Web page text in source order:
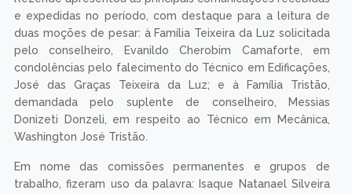
e expedidas no período, com destaque para a leitura de
duas moções de pesar: à Família Teixeira da Luz solicitada
pelo conselheiro, Evanildo Cherobim Camaforte, em
condolências pelo falecimento do Técnico em Edificações,
José das Graças Teixeira da Luz; e à Família Tristão,
demandada pelo suplente de conselheiro, Messias
Donizeti Donzeli, em respeito ao Técnico em Mecânica,
Washington José Tristão.
Em nome das comissões permanentes e grupos de
trabalho, fizeram uso da palavra: Isaque Natanael Silveira